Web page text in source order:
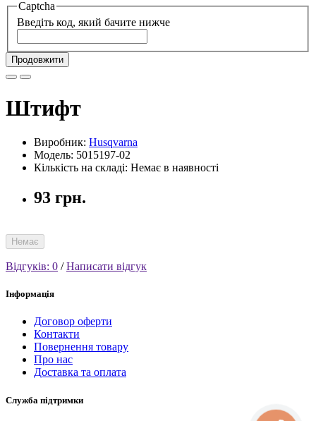
Captcha
Введіть код, який бачите нижче
Продовжити
Штифт
Виробник: Husqvarna
Модель: 5015197-02
Кількість на складі: Немає в наявності
93 грн.
Немає
Відгуків: 0 /Написати відгук
Інформація
Договор оферти
Контакти
Повернення товару
Про нас
Доставка та оплата
Служба підтримки